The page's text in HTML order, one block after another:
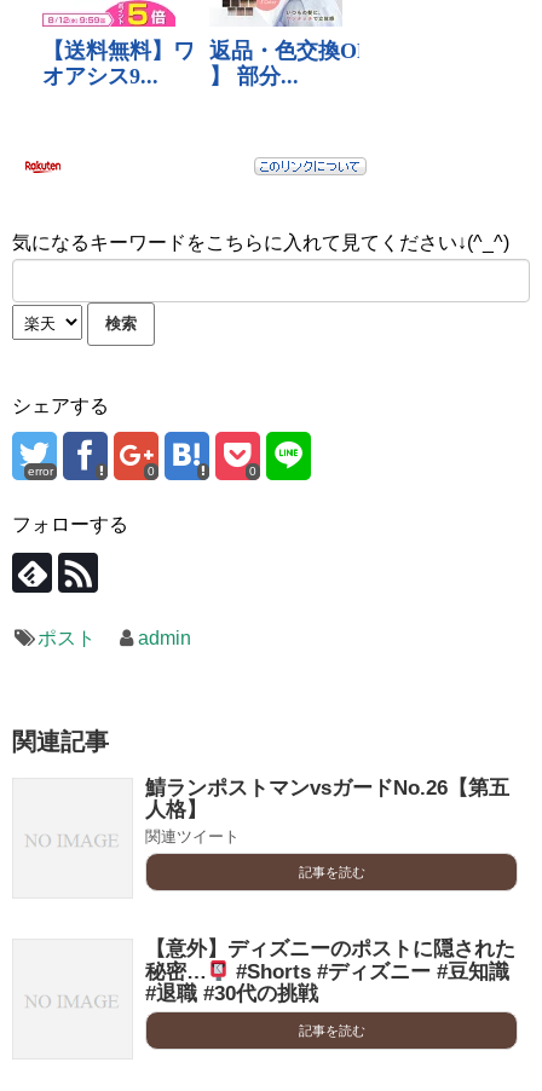
気になるキーワードをこちらに入れて見てください↓(^_^)
シェアする
error 0 0
フォローする
ポスト admin
関連記事
鯖ランポストマンvsガードNo.26【第五
人格】
関連ツイート
記事を読む
【意外】ディズニーのポストに隠された
秘密…
#Shorts #ディズニー #豆知識
#退職 #30代の挑戦
記事を読む